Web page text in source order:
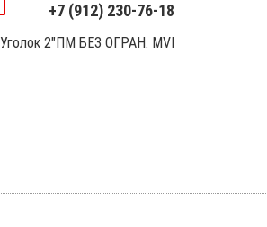
+7 (912) 230-76-18
Уголок 2"ПМ БЕЗ ОГРАН. MVI